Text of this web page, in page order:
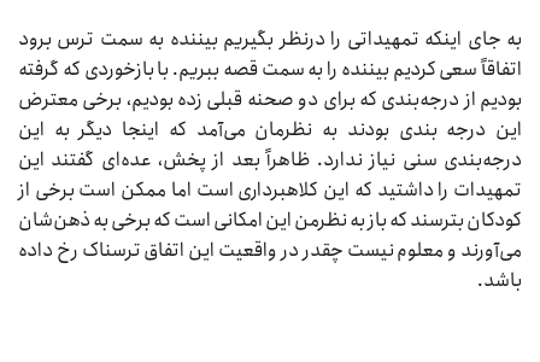
به جای اینکه تمهیداتی را درنظر بگیریم بیننده به سمت ترس برود
اتفاقاً سعی کردیم بیننده را به سمت قصه ببریم. با بازخوردی که گرفته
بودیم از درجه‌بندی که برای دو صحنه قبلی زده بودیم، برخی معترض
این درجه بندی بودند به نظرمان می‌آمد که اینجا دیگر به این
درجه‌بندی سنی نیاز ندارد. ظاهراً بعد از پخش، عده‌ای گفتند این
تمهیدات را داشتید که این کلاهبرداری است اما ممکن است برخی از
کودکان بترسند که باز به نظرمن این امکانی است که برخی به ذهن‌شان
می‌آورند و معلوم نیست چقدر در واقعیت این اتفاق ترسناک رخ داده
باشد.